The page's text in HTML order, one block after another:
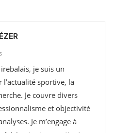
je suis un
sportive, la
Je couvre divers
et objectivité
Je m’engage à